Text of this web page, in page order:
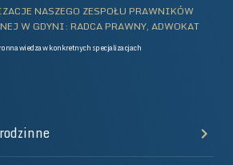
NASZEGO ZESPOŁU PRAWNIKÓW
W GDYNI: RADCA PRAWNY, ADWOKAT
wiedza w konkretnych specjalizacjach